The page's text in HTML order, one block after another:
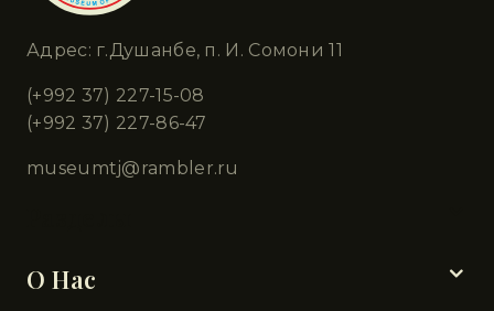
Адрес: г.Душанбе, п. И. Сомони 11
(+992 37) 227-15-08
(+992 37) 227-86-47
museumtj@rambler.ru
О Нас